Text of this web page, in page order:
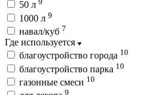
50 л
1000 л 9
навал/куб 7
Где используется
благоустройство города 10
благоустройство парка 10
газонные смеси 10
9